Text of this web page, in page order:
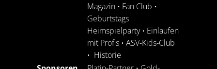
Magazin • Fan Club •
Geburtstags
Heimspielparty• Einlaufen
mit Profis • ASV-Kids-Club
• Historie